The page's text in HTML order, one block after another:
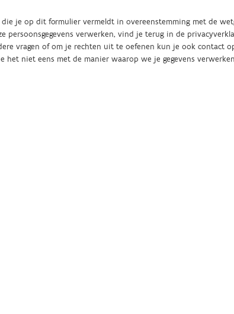
en
naar
de
algemene
je op dit formulier vermeldt in overeenstemming met de
verwerken, vind je terug in de
het niet eens met de manier waarop we je gegevens